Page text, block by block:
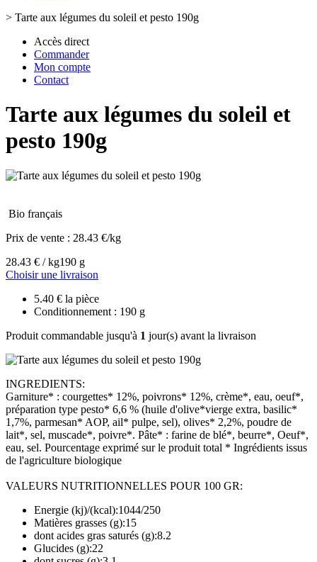
> Tarte aux légumes du soleil et pesto 190g
Accès direct
Commander
Mon compte
Contact
Tarte aux légumes du soleil et
pesto 190g
Bio français
Prix de vente : 28.43 €/kg
28.43 € / kg190 g
Choisir une livraison
5.40 € la pièce
Conditionnement : 190 g
Produit commandable jusqu'à 1 jour(s) avant la livraison
INGREDIENTS:
Garniture* : courgettes* 12%, poivrons* 12%, crème*, eau, oeuf*,
préparation type pesto* 6,6 % (huile d'olive*vierge extra, basilic*
1,7%, parmesan* AOP, ail* pulpe, sel), olives* 2,2%, poudre de
lait*, sel, muscade*, poivre*. Pâte* : farine de blé*, beurre*, Oeuf*,
eau, sel. Pourcentage exprimé sur le produit total * Ingrédients issus
de l'agriculture biologique
VALEURS NUTRITIONNELLES POUR 100 GR:
Energie (kj)/(kcal):1044/250
Matières grasses (g):15
dont acides gras saturés (g):8.2
Glucides (g):22